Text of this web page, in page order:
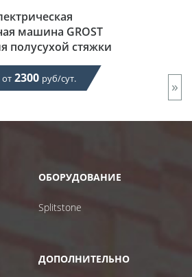
машина GROST
полусухой стяжки
от 2300 руб/сут. »
ОБОРУДОВАНИЕ
Splitstone
ДОПОЛНИТЕЛЬНО